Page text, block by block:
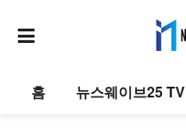
홈 뉴스웨이브25 TV